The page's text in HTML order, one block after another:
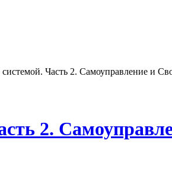
Часть 2. Самоуправление и
2.